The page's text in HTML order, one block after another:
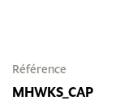
Référence
MHWKS_CAP